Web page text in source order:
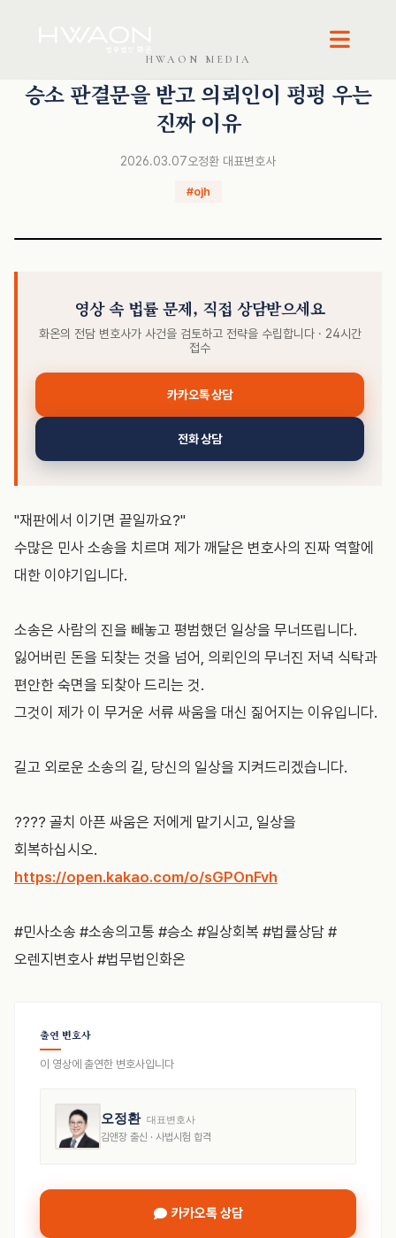
오정환 · 대표변호사
HWAON MEDIA
승소 판결문을 받고 의뢰인이 펑펑 우는
진짜 이유
2026.03.07오정환 대표변호사
#ojh
영상 속 법률 문제, 직접 상담받으세요
화온의 전담 변호사가 사건을 검토하고 전략을 수립합니다 · 24시간
접수
카카오톡 상담
전화 상담
"재판에서 이기면 끝일까요?"
수많은 민사 소송을 치르며 제가 깨달은 변호사의 진짜 역할에
대한 이야기입니다.
소송은 사람의 진을 빼놓고 평범했던 일상을 무너뜨립니다.
잃어버린 돈을 되찾는 것을 넘어, 의뢰인의 무너진 저녁 식탁과
편안한 숙면을 되찾아 드리는 것.
그것이 제가 이 무거운 서류 싸움을 대신 짊어지는 이유입니다.
길고 외로운 소송의 길, 당신의 일상을 지켜드리겠습니다.
???? 골치 아픈 싸움은 저에게 맡기시고, 일상을
회복하십시오.
https://open.kakao.com/o/sGPOnFvh
#민사소송 #소송의고통 #승소 #일상회복 #법률상담 #
오렌지변호사 #법무법인화온
출연 변호사
이 영상에 출연한 변호사입니다
오정환 대표변호사
김앤장 출신 · 사법시험 합격
카카오톡 상담